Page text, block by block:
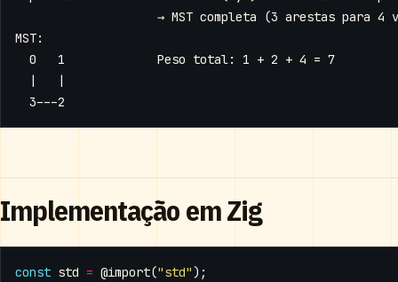
Implementação em Zig
const std = @import("std");